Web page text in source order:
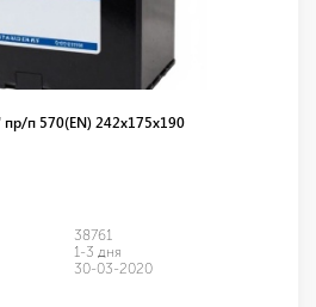
пр/п 570(EN) 242x175x190
38761
1-3 дня
30-03-2020